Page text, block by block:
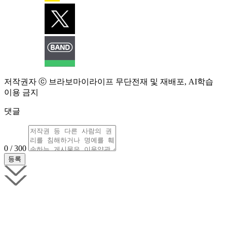
저작권자 ⓒ 브라보마이라이프 무단전재 및 재배포, AI학습
이용 금지
댓글
0 / 300